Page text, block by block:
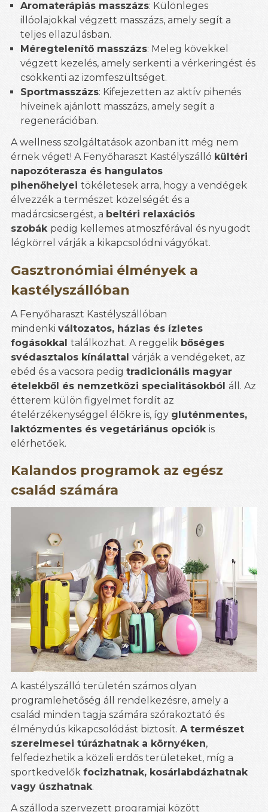
Aromaterápiás masszázs: Különleges
illóolajokkal végzett masszázs, amely segít a
teljes ellazulásban.
Méregtelenítő masszázs: Meleg kövekkel
végzett kezelés, amely serkenti a vérkeringést és
csökkenti az izomfeszültséget.
Sportmasszázs: Kifejezetten az aktív pihenés
híveinek ajánlott masszázs, amely segít a
regenerációban.
A wellness szolgáltatások azonban itt még nem
érnek véget! A Fenyőharaszt Kastélyszálló kültéri
napozóterasza és hangulatos
pihenőhelyei tökéletesek arra, hogy a vendégek
élvezzék a természet közelségét és a
madárcsicsergést, a beltéri relaxációs
szobák pedig kellemes atmoszférával és nyugodt
légkörrel várják a kikapcsolódni vágyókat.
Gasztronómiai élmények a
kastélyszállóban
A Fenyőharaszt Kastélyszállóban
mindenki változatos, házias és ízletes
fogásokkal találkozhat. A reggelik bőséges
svédasztalos kínálattal várják a vendégeket, az
ebéd és a vacsora pedig tradicionális magyar
ételekből és nemzetközi specialitásokból áll. Az
étterem külön figyelmet fordít az
ételérzékenységgel élőkre is, így gluténmentes,
laktózmentes és vegetáriánus opciók is
elérhetőek.
Kalandos programok az egész
család számára
A kastélyszálló területén számos olyan
programlehetőség áll rendelkezésre, amely a
család minden tagja számára szórakoztató és
élménydús kikapcsolódást biztosít. A természet
szerelmesei túrázhatnak a környéken,
felfedezhetik a közeli erdős területeket, míg a
sportkedvelők focizhatnak, kosárlabdázhatnak
vagy úszhatnak.
A szálloda szervezett programjai között